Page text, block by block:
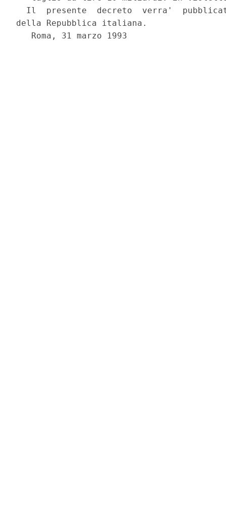
Il  presente  decreto  verra'
della Repubblica italiana.
   Roma, 31 marzo 1993